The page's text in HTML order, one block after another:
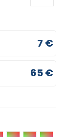
7 €
65 €